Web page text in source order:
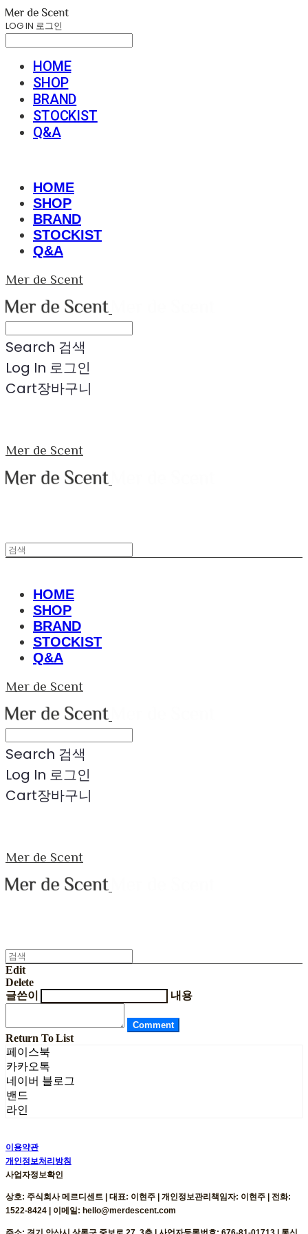
LOG IN 로그인
HOME
SHOP
BRAND
STOCKIST
Q&A
HOME
SHOP
BRAND
STOCKIST
Q&A
Mer de Scent
Search 검색
Log In 로그인
Cart장바구니
Mer de Scent
HOME
SHOP
BRAND
STOCKIST
Q&A
Mer de Scent
Search 검색
Log In 로그인
Cart장바구니
Mer de Scent
Edit
Delete
글쓴이
내용
Comment
Return To List
페이스북
카카오톡
네이버 블로그
밴드
라인
이용약관
개인정보처리방침
사업자정보확인
상호: 주식회사 메르디센트 | 대표: 이현주 | 개인정보관리책임자: 이현주 | 전화:
1522-8424 | 이메일: hello@merdescent.com